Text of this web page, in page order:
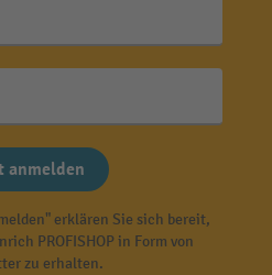
anmelden
erklären Sie sich bereit,
PROFISHOP in Form von
zu erhalten.